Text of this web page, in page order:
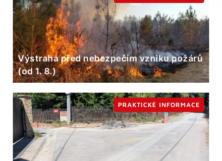
Výstraha před nebezpečím vzniku požárů
(od 1. 8.)
PRAKTICKÉ INFORMACE